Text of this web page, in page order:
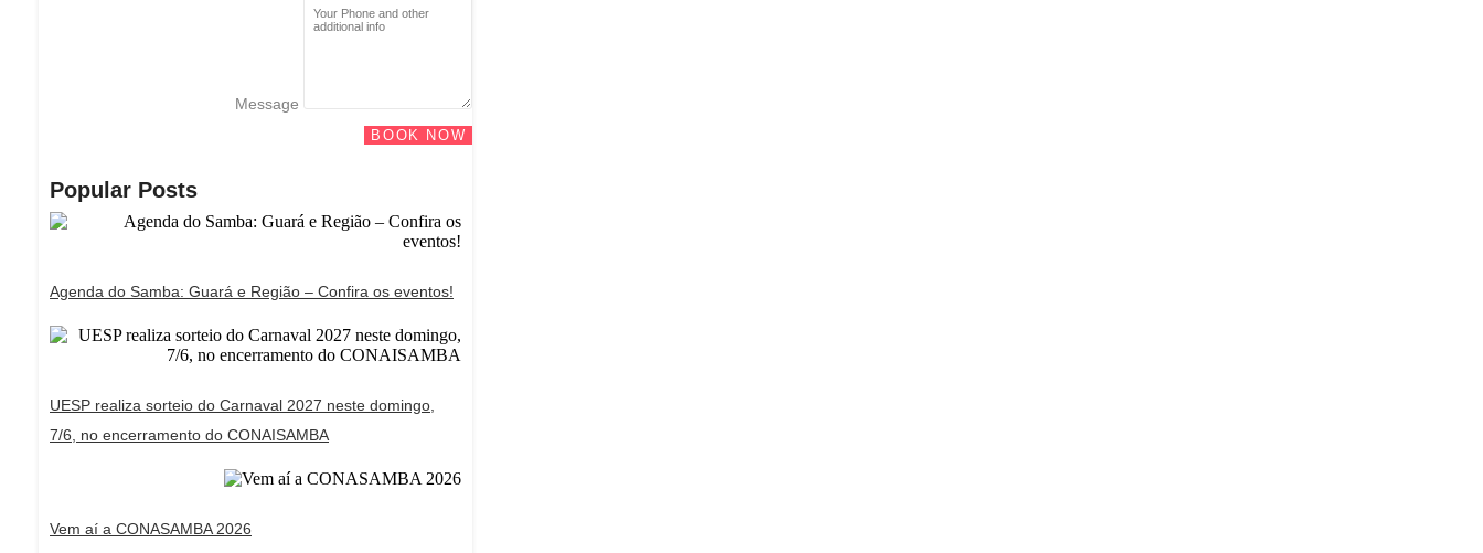
Message
BOOK NOW
Popular Posts
Agenda do Samba: Guará e Região – Confira os eventos!
UESP realiza sorteio do Carnaval 2027 neste domingo,
7/6, no encerramento do CONAISAMBA
Vem aí a CONASAMBA 2026